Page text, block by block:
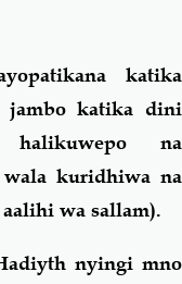
katika
jambo katika dini
na
kuridhiwa na
wa sallam).
nyingi mno